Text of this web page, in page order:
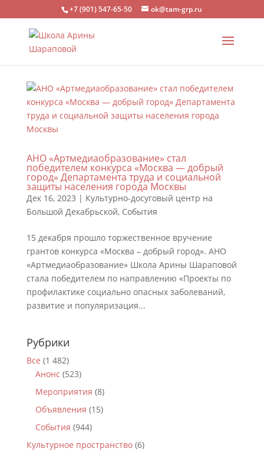
+7 (901) 547-65-50 ok@tam-grp.ru
АНО «Артмедиаобразование» стал
победителем конкурса «Москва — добрый
город» Департамента труда и социальной
защиты населения города Москвы
Дек 16, 2023 | Культурно-досуговый центр на
Большой Декабрьской, События
15 декабря прошло торжественное вручение
грантов конкурса «Москва – добрый город». АНО
«Артмедиаобразование» Школа Арины Шараповой
стала победителем по направлению «Проекты по
профилактике социально опасных заболеваний,
развитие и популяризация...
Рубрики
Все (1 482)
Анонс (523)
Мероприятия (8)
Объявления (15)
События (944)
Культурное пространство(6)